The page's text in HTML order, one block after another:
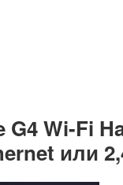
G4 Wi-Fi
или